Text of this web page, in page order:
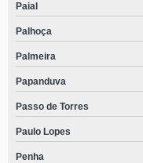
Paial
Palhoça
Palmeira
Papanduva
Passo de Torres
Paulo Lopes
Penha